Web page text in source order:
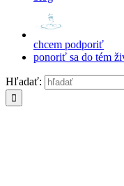
chcem podporiť
ponoriť sa do tém
Hľadať: